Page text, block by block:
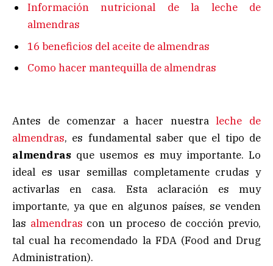
Información nutricional de la leche de
almendras
16 beneficios del aceite de almendras
Como hacer mantequilla de almendras
Antes de comenzar a hacer nuestraleche de
almendras, es fundamental saber que el tipo de
almendras que usemos es muy importante. Lo
ideal es usar semillas completamente crudas y
activarlas en casa. Esta aclaración es muy
importante, ya que en algunos países, se venden
las almendras con un proceso de cocción previo,
tal cual ha recomendado la FDA (Food and Drug
Administration).